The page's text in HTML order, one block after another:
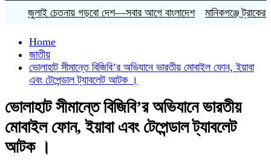
জুলাই চেতনায় গড়বো দেশ—সবার আগে বাংলাদেশ মানিকগঞ্জে ট্রাকের
Home
জাতীয়
ভোলাহাট সীমান্তে বিজিবি’র অভিযানে ভারতীয় মোবাইল ফোন, ইয়াবা
এবং টেপেন্ডাল ট্যাবলেট আটক ।
ভোলাহাট সীমান্তে বিজিবি’র অভিযানে ভারতীয়
মোবাইল ফোন, ইয়াবা এবং টেপেন্ডাল ট্যাবলেট
আটক ।